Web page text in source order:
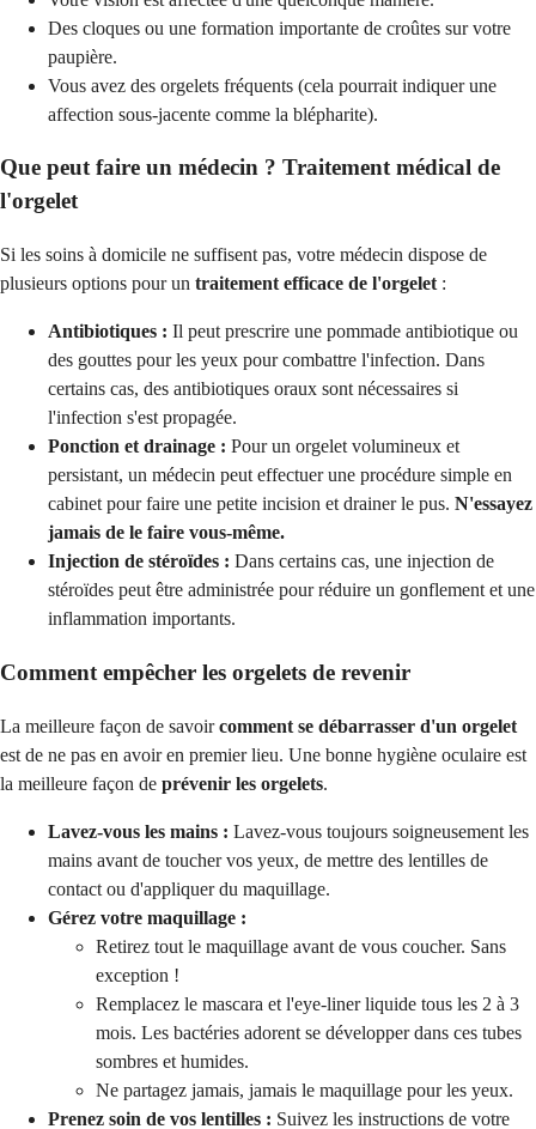
Des cloques ou une formation importante de croûtes sur votre
paupière.
Vous avez des orgelets fréquents (cela pourrait indiquer une
affection sous-jacente comme la blépharite).
Que peut faire un médecin ? Traitement médical de
l'orgelet
Si les soins à domicile ne suffisent pas, votre médecin dispose de
plusieurs options pour un traitement efficace de l'orgelet :
Antibiotiques : Il peut prescrire une pommade antibiotique ou
des gouttes pour les yeux pour combattre l'infection. Dans
certains cas, des antibiotiques oraux sont nécessaires si
l'infection s'est propagée.
Ponction et drainage : Pour un orgelet volumineux et
persistant, un médecin peut effectuer une procédure simple en
cabinet pour faire une petite incision et drainer le pus. N'essayez
jamais de le faire vous-même.
Injection de stéroïdes : Dans certains cas, une injection de
stéroïdes peut être administrée pour réduire un gonflement et une
inflammation importants.
Comment empêcher les orgelets de revenir
La meilleure façon de savoircomment se débarrasser d'un orgelet
est de ne pas en avoir en premier lieu. Une bonne hygiène oculaire est
la meilleure façon de prévenir les orgelets.
Lavez-vous les mains : Lavez-vous toujours soigneusement les
mains avant de toucher vos yeux, de mettre des lentilles de
contact ou d'appliquer du maquillage.
Gérez votre maquillage :
Retirez tout le maquillage avant de vous coucher. Sans
exception !
Remplacez le mascara et l'eye-liner liquide tous les 2 à 3
mois. Les bactéries adorent se développer dans ces tubes
sombres et humides.
Ne partagez jamais, jamais le maquillage pour les yeux.
Prenez soin de vos lentilles : Suivez les instructions de votre